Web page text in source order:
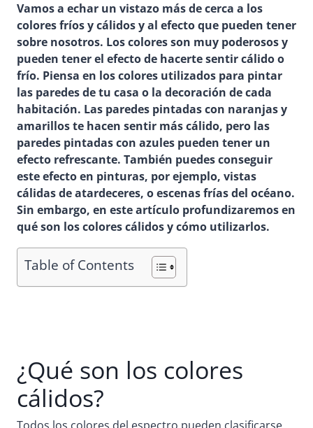
Vamos a echar un vistazo más de cerca a los
colores fríos y cálidos y al efecto que pueden tener
sobre nosotros. Los colores son muy poderosos y
pueden tener el efecto de hacerte sentir cálido o
frío. Piensa en los colores utilizados para pintar
las paredes de tu casa o la decoración de cada
habitación. Las paredes pintadas con naranjas y
amarillos te hacen sentir más cálido, pero las
paredes pintadas con azules pueden tener un
efecto refrescante. También puedes conseguir
este efecto en pinturas, por ejemplo, vistas
cálidas de atardeceres, o escenas frías del océano.
Sin embargo, en este artículo profundizaremos en
qué son los colores cálidos y cómo utilizarlos.
Table of Contents
¿Qué son los colores
cálidos?